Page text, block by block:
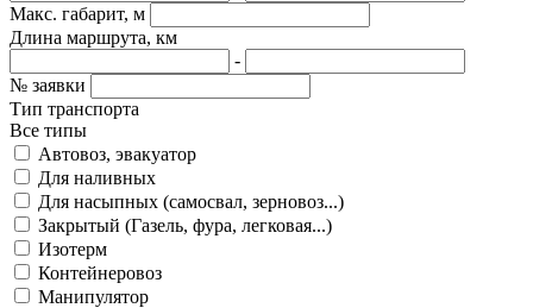
Макс. габарит, м
Длина маршрута, км
-
№ заявки
Тип транспорта
Все типы
Автовоз, эвакуатор
Для наливных
Для насыпных (самосвал, зерновоз...)
Закрытый (Газель, фура, легковая...)
Изотерм
Контейнеровоз
Манипулятор